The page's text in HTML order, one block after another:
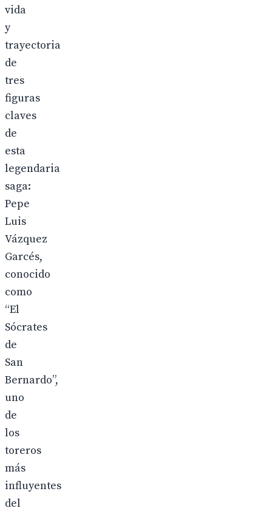
vida
y
trayectoria
de
tres
figuras
claves
de
esta
legendaria
saga:
Pepe
Luis
Vázquez
Garcés,
conocido
como
“El
Sócrates
de
San
Bernardo”,
uno
de
los
toreros
más
influyentes
del